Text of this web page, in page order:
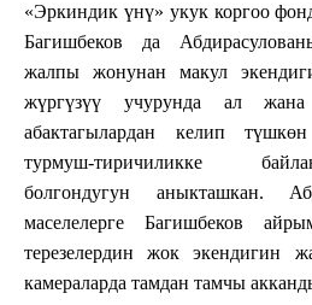
«Эркиндик үнү» укук коргоо
Багишбеков да
жалпы жонунан макул
жүргүзүү учурунда ал
абактагылардан келип
турмуш-тиричиликке
болгондугун аныкташкан.
маселелерге Багишбеков
терезелердин жок экендигин
камераларда тамдан тамчы